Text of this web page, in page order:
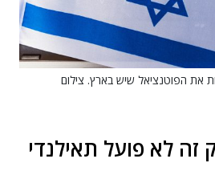
את הפוטנציאל שיש בארץ. צילום
זה לא פועל תאילנדי